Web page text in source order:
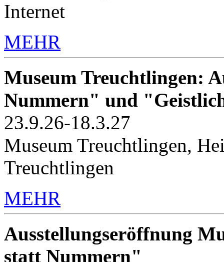
Internet
MEHR
Museum Treuchtlingen:
Nummern" und
23.9.26-18.3.27
Museum Treuchtlingen,
Treuchtlingen
MEHR
Ausstellungseröffnung
statt Nummern"